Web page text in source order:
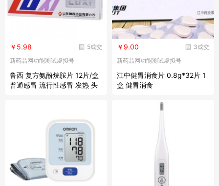
5成交
￥5.98
新药品网功能测试虚拟号
鲁西 复方氨酚烷胺片 12片/盒
普通感冒 流行性感冒 发热 头
3成交
￥9.00
新药品网功能测试虚拟号
江中健胃消食片 0.8g*32片 1
盒 健胃消食